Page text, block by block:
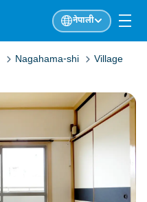
नेपाली
Nagahama-shi
Village